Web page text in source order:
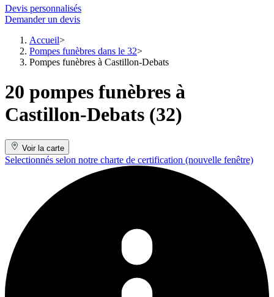
Devis personnalisés
Demander un devis
Accueil
Pompes funèbres dans le 32
Pompes funèbres à Castillon-Debats
20 pompes funèbres à
Castillon-Debats (32)
Voir la carte
Selectionnés selon notre charte de certification (nouvelle fenêtre)